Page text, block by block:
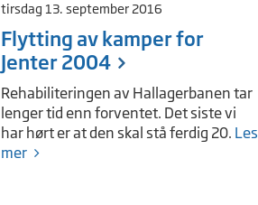
tirsdag 13. september 2016
Flytting av kamper for
Jenter 2004
Rehabiliteringen av Hallagerbanen tar
lenger tid enn forventet. Det siste vi
har hørt er at den skal stå ferdig 20. Les
mer